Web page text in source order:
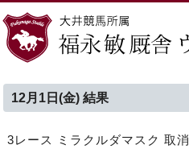
12月1日(金) 結果
3レース ミラクルダマスク 取消